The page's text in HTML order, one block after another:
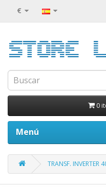
€
0
Menú
TRANSF. INVERTER